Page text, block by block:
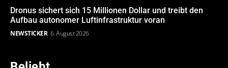
Dronus sichert sich 15 Millionen Dollar und treibt den
Aufbau autonomer Luftinfrastruktur voran
NEWSTICKER 6. August 2026